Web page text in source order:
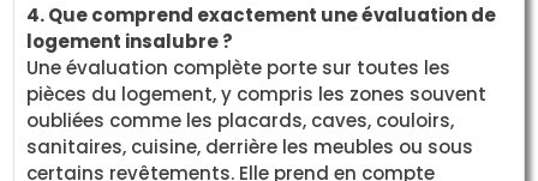
4. Que comprend exactement une évaluation de
logement insalubre ?
Une évaluation complète porte sur toutes les
pièces du logement, y compris les zones souvent
oubliées comme les placards, caves, couloirs,
sanitaires, cuisine, derrière les meubles ou sous
certains revêtements. Elle prend en compte